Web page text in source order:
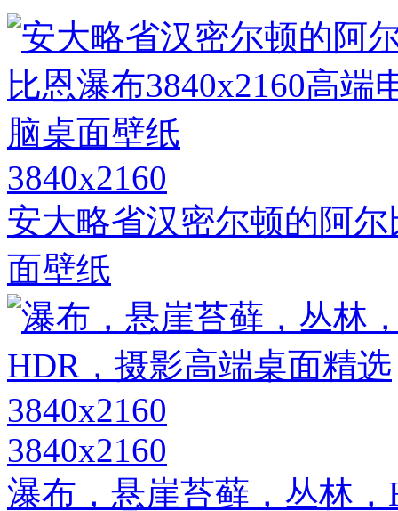
3840x2160
安大略省汉密尔顿的阿
面壁纸
3840x2160
瀑布，悬崖苔藓，丛林